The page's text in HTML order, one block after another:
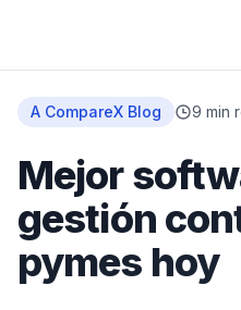
A CompareX Blog 9 min
Mejor
gestión
pymes hoy